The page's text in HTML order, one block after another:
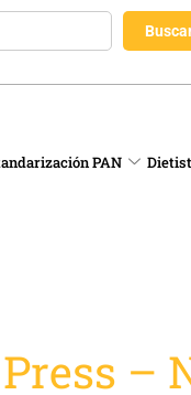
PAN
Press